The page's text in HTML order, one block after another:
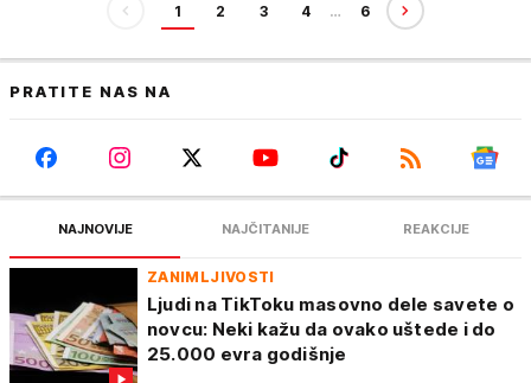
1 2 3 4 … 6
PRATITE NAS NA
NAJNOVIJE NAJČITANIJE REAKCIJE
ZANIMLJIVOSTI
Ljudi na TikToku masovno dele savete o
novcu: Neki kažu da ovako uštede i do
25.000 evra godišnje